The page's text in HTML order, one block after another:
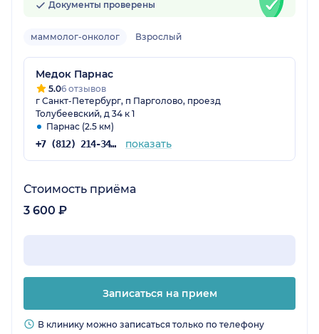
Документы проверены
маммолог-онколог Взрослый
Медок Парнас
5.06 отзывов
г Санкт-Петербург, п Парголово, проезд
Толубеевский, д 34 к 1
Парнас (2.5 км)
+7 (812) 214-34-37 показать
Стоимость приёма
3 600 ₽
Записаться на прием
В клинику можно записаться только по телефону